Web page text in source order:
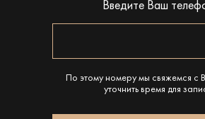
Введите Ваш
По этому номеру мы свяжемся с
уточнить время для